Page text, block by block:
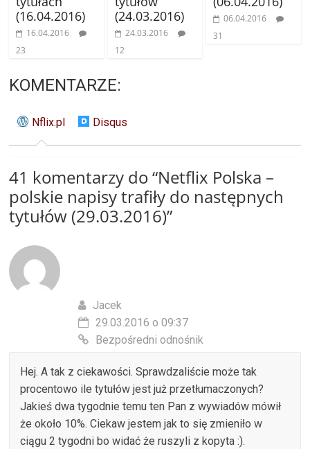
(16.04.2016)
16.04.2016
23
(24.03.2016)
24.03.2016
12
06.04.2016
31
KOMENTARZE:
Nflix.pl Disqus
41 komentarzy do “Netflix Polska –
polskie napisy trafiły do następnych
tytułów (29.03.2016)”
Jacek
29.03.2016 o 09:37
Bezpośredni odnośnik
Hej. A tak z ciekawości. Sprawdzaliście może tak
procentowo ile tytułów jest już przetłumaczonych?
Jakieś dwa tygodnie temu ten Pan z wywiadów mówił
że około 10%. Ciekaw jestem jak to się zmieniło w
ciągu 2 tygodni bo widać że ruszyli z kopyta :).